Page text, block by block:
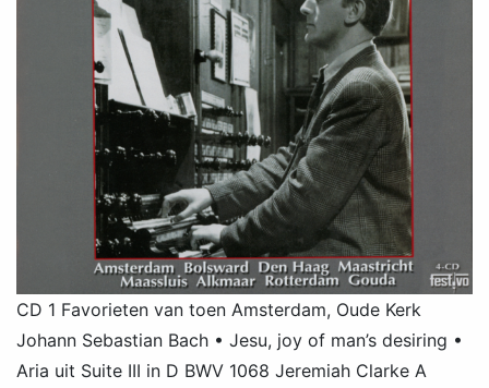
CD 1 Favorieten van toen Amsterdam, Oude Kerk
Johann Sebastian Bach • Jesu, joy of man’s desiring •
Aria uit Suite III in D BWV 1068 Jeremiah Clarke A